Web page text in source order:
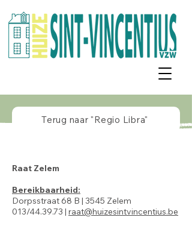
Terug naar "Regio Libra"
Raat Zelem
Bereikbaarheid:
Dorpsstraat 68 B | 3545 Zelem
013/44.39.73 | raat@huizesintvincentius.be